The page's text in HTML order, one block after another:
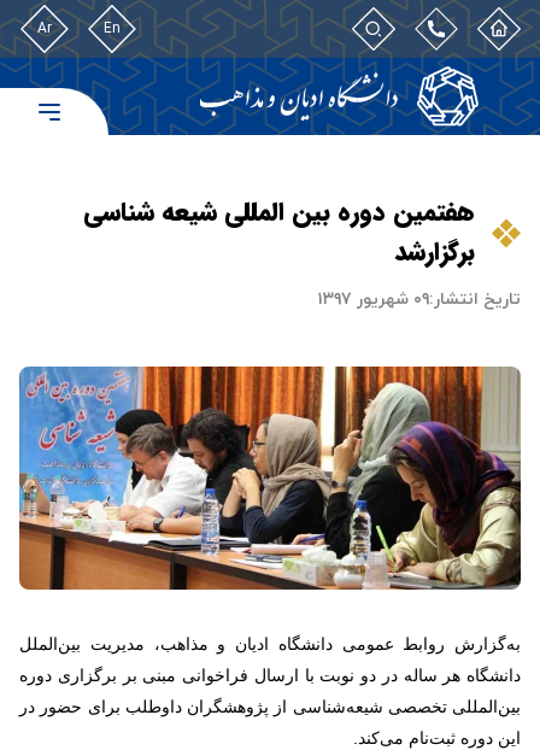
En
Ar
هفتمین دوره بین المللی شیعه شناسی
برگزارشد
تاریخ انتشار:۰۹ شهریور ۱۳۹۷
به‌گزارش روابط عمومی دانشگاه ادیان و مذاهب، مدیریت بین‌الملل
دانشگاه هر ساله در دو نوبت با ارسال فراخوانی مبنی بر برگزاری دوره
بین‌المللی تخصصی شیعه‌شناسی از پژوهشگران داوطلب برای حضور در
این دوره ثبت‌نام می‌کند.